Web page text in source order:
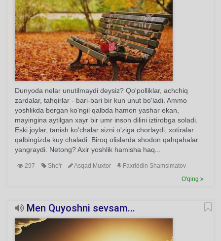
Dunyoda nelar unutilmaydi deysiz? Qo'polliklar, achchiq
zardalar, tahqirlar - bari-bari bir kun unut bo'ladi. Ammo
yoshlikda bergan ko'ngil qalbda hamon yashar ekan,
mayingina aytilgan xayr bir umr inson dilini iztirobga soladi.
Eski joylar, tanish ko'chalar sizni o'ziga chorlaydi, xotiralar
qalbingizda kuy chaladi. Biroq olislarda shodon qahqahalar
yangraydi. Netong? Axir yoshlik hamisha haq...
297 She'r Asqad Muxtor
Faxriddin Shamsimatov
O'qing
Men Quyoshni sevsam...